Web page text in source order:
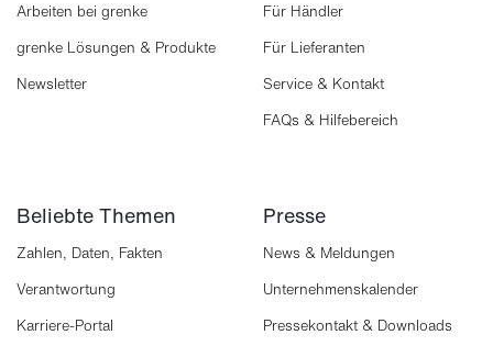
Arbeiten bei grenke
grenke Lösungen & Produkte
Newsletter
Für Händler
Für Lieferanten
Service & Kontakt
FAQs & Hilfebereich
Beliebte Themen
Zahlen, Daten, Fakten
Verantwortung
Karriere-Portal
Presse
News & Meldungen
Unternehmenskalender
Pressekontakt & Downloads